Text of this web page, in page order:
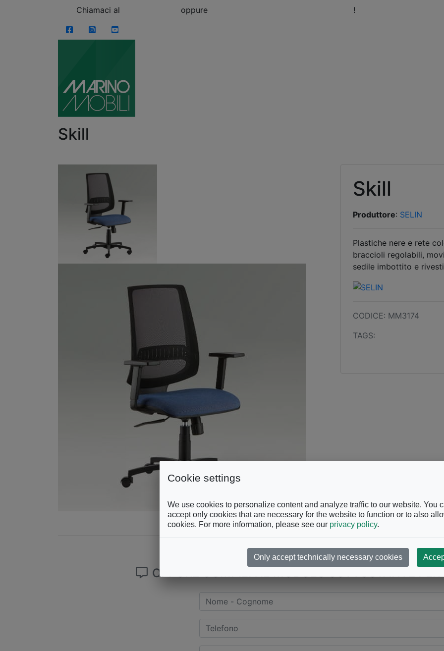
Chiamaci al oppure !
FacebookInstagramYouTube
Skill
Skill
Produttore: SELIN
Plastiche nere e rete
braccioli regolabili,
sedile imbottito e
CODICE: MM3174
TAGS:
CHIAMACI AL+39
OPPURE COMPILA IL MODULO SOTTOSTANTE
Cookie settings
We use cookies to personalize content and analyze traffic to our website. You
accept only cookies that are necessary for the website to function or to also
cookies. For more information, please see our privacy policy.
Only accept technically necessary cookies